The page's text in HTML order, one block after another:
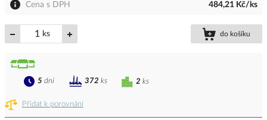
Cena s DPH 484,21 Kč/ks
ks do košíku
Přidat k porovnání
2 ks
5 dní 372 ks